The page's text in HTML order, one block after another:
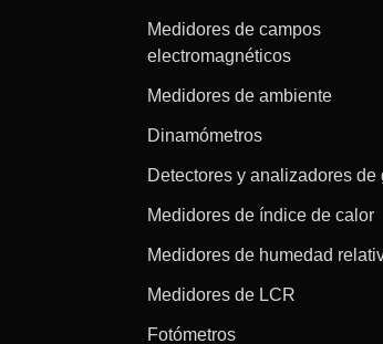
Medidores de campos
electromagnéticos
Medidores de ambiente
Dinamómetros
Detectores y analizadores de
Medidores de índice de calor
Medidores de humedad
Medidores de LCR
Fotómetros